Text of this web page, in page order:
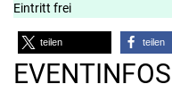
Eintritt frei
teilen teilen
EVENTINFOS